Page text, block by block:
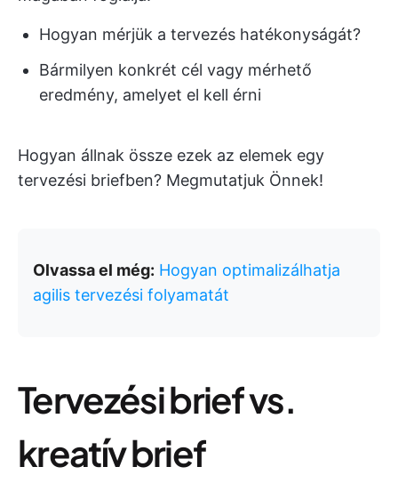
Hogyan mérjük a tervezés hatékonyságát?
Bármilyen konkrét cél vagy mérhető
eredmény, amelyet el kell érni
Hogyan állnak össze ezek az elemek egy
tervezési briefben? Megmutatjuk Önnek!
Olvassa el még: Hogyan optimalizálhatja
agilis tervezési folyamatát
Tervezési brief vs.
kreatív brief